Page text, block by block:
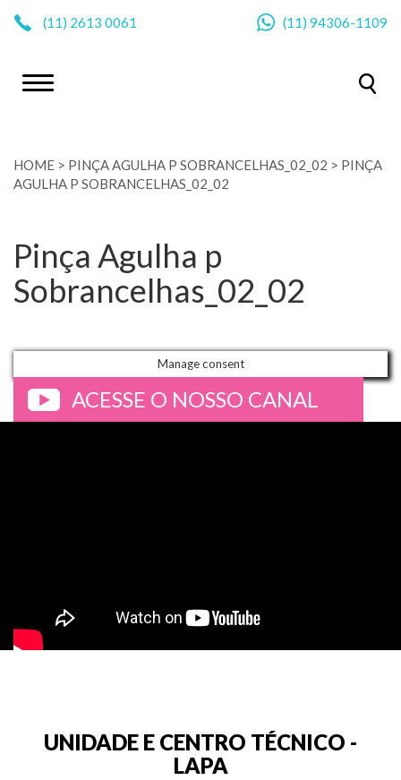
(11) 2613 0061 (11) 94306-1109
HOME > PINÇA AGULHA P SOBRANCELHAS_02_02 > PINÇA
AGULHA P SOBRANCELHAS_02_02
Pinça Agulha p
Sobrancelhas_02_02
Manage consent
ACESSE O NOSSO CANAL
UNIDADE E CENTRO TÉCNICO -
LAPA